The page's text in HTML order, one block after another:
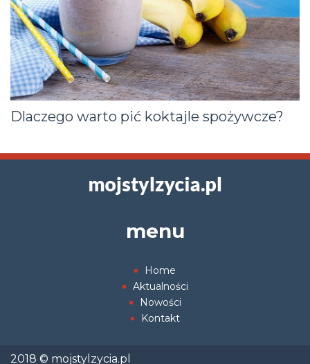
Dlaczego warto pić koktajle spożywcze?
menu
Home
Aktualności
Nowości
Kontakt
2018 © mojstylzycia.pl